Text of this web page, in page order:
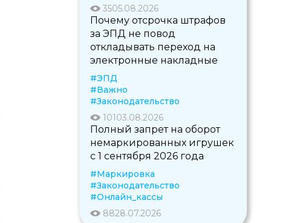
3505.08.2026
Почему отсрочка штрафов
за ЭПД не повод
откладывать переход на
электронные накладные
#ЭПД
#Важно
#Законодательство
101 03.08.2026
Полный запрет на оборот
немаркированных игрушек
с 1 сентября 2026 года
#Маркировка
#Законодательство
#Онлайн_кассы
8828.07.2026